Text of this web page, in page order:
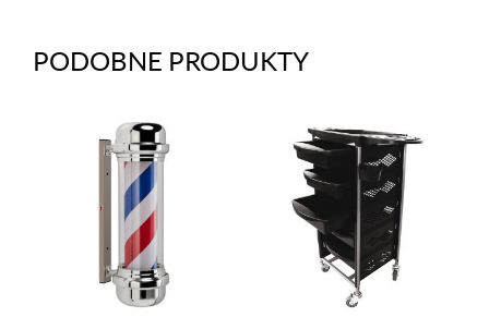
PODOBNE PRODUKTY